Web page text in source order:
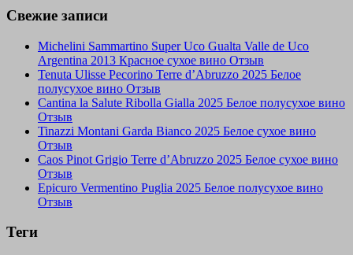
Свежие записи
Michelini Sammartino Super Uco Gualta Valle de Uco
Argentina 2013 Красное сухое вино Отзыв
Tenuta Ulisse Pecorino Terre d’Abruzzo 2025 Белое
полусухое вино Отзыв
Cantina la Salute Ribolla Gialla 2025 Белое полусухое вино
Отзыв
Tinazzi Montani Garda Bianco 2025 Белое сухое вино
Отзыв
Caos Pinot Grigio Terre d’Abruzzo 2025 Белое сухое вино
Отзыв
Epicuro Vermentino Puglia 2025 Белое полусухое вино
Отзыв
Теги